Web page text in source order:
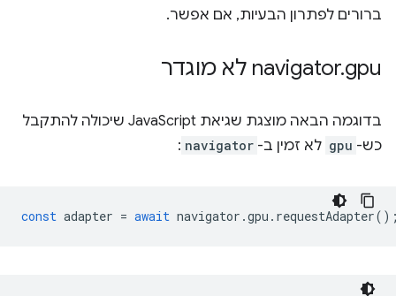
ברורים לפתרון הבעיות, אם אפשר.
‫navigator.gpu לא מוגדר
בדוגמה הבאה מוצגת שגיאת JavaScript שיכולה להתקבל
כש- gpu לא זמין ב- navigator
:
const adapter = await navigator .gpu . requestAdapter